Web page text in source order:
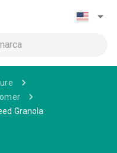
Granola